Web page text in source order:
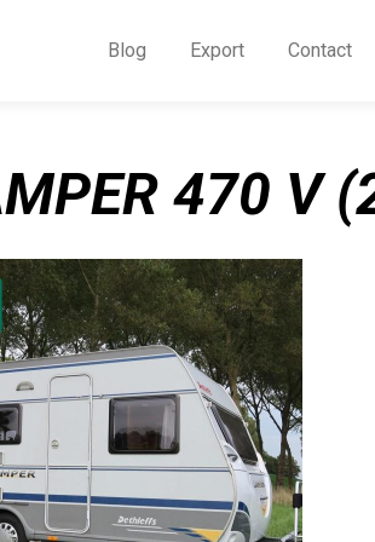
Blog Export Contact
470 VBlog